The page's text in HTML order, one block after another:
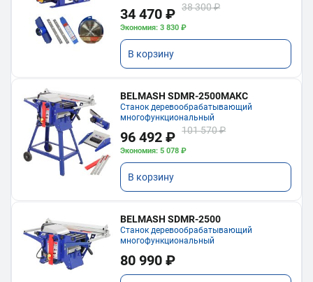
34 470 ₽ 38 300 ₽
Экономия: 3 830 ₽
В корзину
BELMASH SDMR-2500МАКС
Станок деревообрабатывающий
многофункциональный
96 492 ₽ 101 570 ₽
Экономия: 5 078 ₽
В корзину
BELMASH SDMR-2500
Станок деревообрабатывающий
многофункциональный
80 990 ₽